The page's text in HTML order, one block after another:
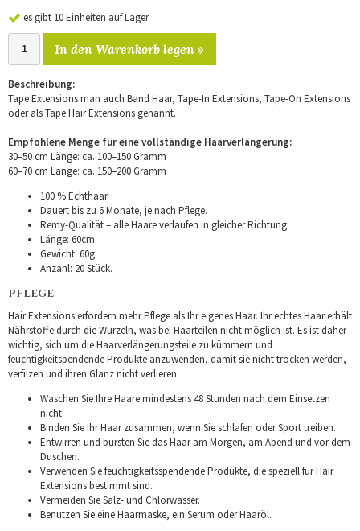
es gibt 10 Einheiten auf Lager
In den Warenkorb legen »
Beschreibung:
Tape Extensions man auch Band Haar, Tape-In Extensions, Tape-On Extensions
oder als Tape Hair Extensions genannt.
Empfohlene Menge für eine vollständige Haarverlängerung:
30–50 cm Länge: ca. 100–150 Gramm
60–70 cm Länge: ca. 150–200 Gramm
100 % Echthaar.
Dauert bis zu 6 Monate, je nach Pflege.
Remy-Qualität – alle Haare verlaufen in gleicher Richtung.
Länge: 60cm.
Gewicht: 60g.
Anzahl: 20 Stück.
PFLEGE
Hair Extensions erfordern mehr Pflege als Ihr eigenes Haar. Ihr echtes Haar erhält
Nährstoffe durch die Wurzeln, was bei Haarteilen nicht möglich ist. Es ist daher
wichtig, sich um die Haarverlängerungsteile zu kümmern und
feuchtigkeitspendende Produkte anzuwenden, damit sie nicht trocken werden,
verfilzen und ihren Glanz nicht verlieren.
Waschen Sie Ihre Haare mindestens 48 Stunden nach dem Einsetzen
nicht.
Binden Sie Ihr Haar zusammen, wenn Sie schlafen oder Sport treiben.
Entwirren und bürsten Sie das Haar am Morgen, am Abend und vor dem
Duschen.
Verwenden Sie feuchtigkeitsspendende Produkte, die speziell für Hair
Extensions bestimmt sind.
Vermeiden Sie Salz- und Chlorwasser.
Benutzen Sie eine Haarmaske, ein Serum oder Haaröl.